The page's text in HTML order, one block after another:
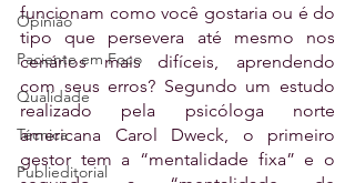
Opinião
Paciente em Foco
Qualidade
Técnica
Publieditorial
funcionam como você gostaria ou é do
tipo que persevera até mesmo nos
cenários mais difíceis, aprendendo
com seus erros? Segundo um estudo
realizado pela psicóloga norte
americana Carol Dweck, o primeiro
gestor tem a “mentalidade fixa” e o